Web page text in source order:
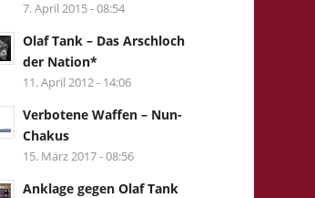
7. April 2015 - 08:54
Olaf Tank – Das Arschloch
der Nation*
11. April 2012 - 14:06
Verbotene Waffen – Nun-
Chakus
15. März 2017 - 08:56
Anklage gegen Olaf Tank